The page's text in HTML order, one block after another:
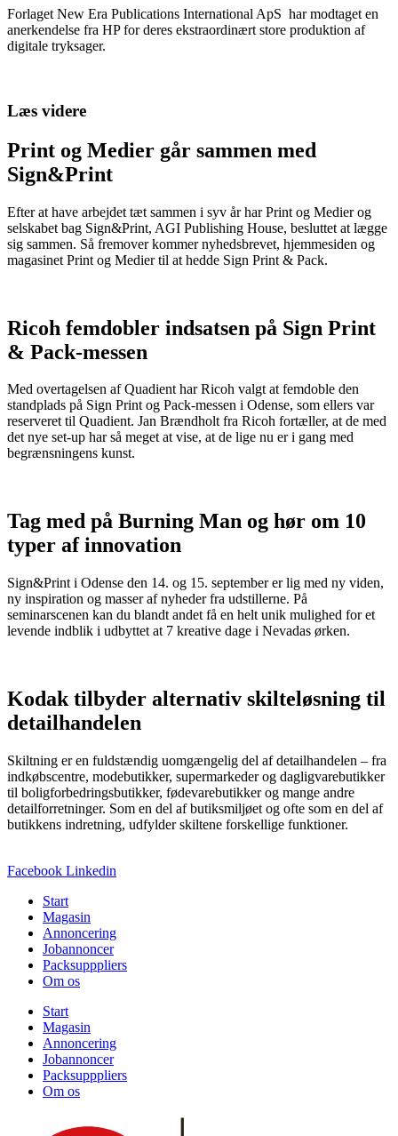
Forlaget New Era Publications International ApS har modtaget en
anerkendelse fra HP for deres ekstraordinært store produktion af
digitale tryksager.
Læs videre
Print og Medier går sammen med
Sign&Print
Efter at have arbejdet tæt sammen i syv år har Print og Medier og
selskabet bag Sign&Print, AGI Publishing House, besluttet at lægge
sig sammen. Så fremover kommer nyhedsbrevet, hjemmesiden og
magasinet Print og Medier til at hedde Sign Print & Pack.
Ricoh femdobler indsatsen på Sign Print
& Pack-messen
Med overtagelsen af Quadient har Ricoh valgt at femdoble den
standplads på Sign Print og Pack-messen i Odense, som ellers var
reserveret til Quadient. Jan Brændholt fra Ricoh fortæller, at de med
det nye set-up har så meget at vise, at de lige nu er i gang med
begrænsningens kunst.
Tag med på Burning Man og hør om 10
typer af innovation
Sign&Print i Odense den 14. og 15. september er lig med ny viden,
ny inspiration og masser af nyheder fra udstillerne. På
seminarscenen kan du blandt andet få en helt unik mulighed for et
levende indblik i udbyttet at 7 kreative dage i Nevadas ørken.
Kodak tilbyder alternativ skilteløsning til
detailhandelen
Skiltning er en fuldstændig uomgængelig del af detailhandelen – fra
indkøbscentre, modebutikker, supermarkeder og dagligvarebutikker
til boligforbedringsbutikker, fødevarebutikker og mange andre
detailforretninger. Som en del af butiksmiljøet og ofte som en del af
butikkens indretning, udfylder skiltene forskellige funktioner.
Facebook Linkedin
Start
Magasin
Annoncering
Jobannoncer
Packsupppliers
Om os
Start
Magasin
Annoncering
Jobannoncer
Packsupppliers
Om os